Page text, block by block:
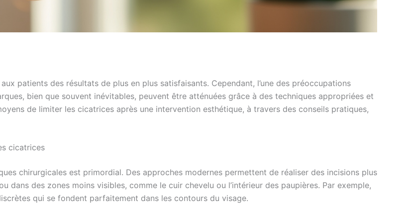
patients des résultats de plus en plus satisfaisants. Cependant, l’une des préoccupations
bien que souvent inévitables, peuvent être atténuées grâce à des techniques appropriées et
de limiter les cicatrices après une intervention esthétique, à travers des conseils pratiques,
cicatrices
chirurgicales est primordial. Des approches modernes permettent de réaliser des incisions plus
dans des zones moins visibles, comme le cuir chevelu ou l’intérieur des paupières. Par exemple,
qui se fondent parfaitement dans les contours du visage.